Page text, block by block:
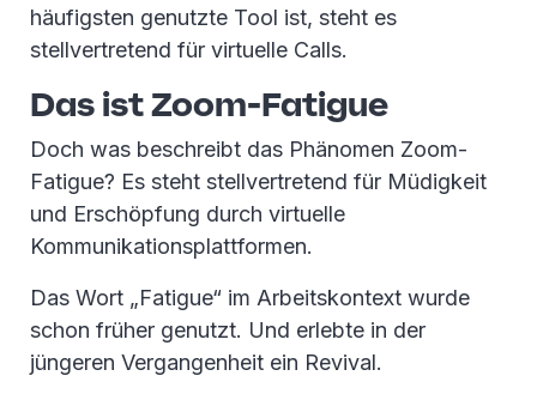
häufigsten genutzte Tool ist, steht es
stellvertretend für virtuelle Calls.
Das ist Zoom-Fatigue
Doch was beschreibt das Phänomen Zoom-
Fatigue? Es steht stellvertretend für Müdigkeit
und Erschöpfung durch virtuelle
Kommunikationsplattformen.
Das Wort „Fatigue“ im Arbeitskontext wurde
schon früher genutzt. Und erlebte in der
jüngeren Vergangenheit ein Revival.